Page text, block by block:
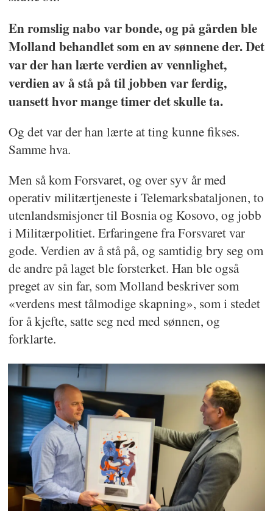
En romslig nabo var bonde, og på gården ble
Molland behandlet som en av sønnene der. Det
var der han lærte verdien av vennlighet,
verdien av å stå på til jobben var ferdig,
uansett hvor mange timer det skulle ta.
Og det var der han lærte at ting kunne fikses.
Samme hva.
Men så kom Forsvaret, og over syv år med
operativ militærtjeneste i Telemarksbataljonen, to
utenlandsmisjoner til Bosnia og Kosovo, og jobb
i Militærpolitiet. Erfaringene fra Forsvaret var
gode. Verdien av å stå på, og samtidig bry seg om
de andre på laget ble forsterket. Han ble også
preget av sin far, som Molland beskriver som
«verdens mest tålmodige skapning», som i stedet
for å kjefte, satte seg ned med sønnen, og
forklarte.